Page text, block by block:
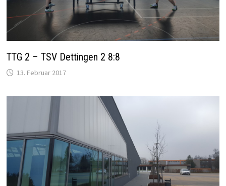
TTG 2 – TSV Dettingen 2 8:8
13. Februar 2017